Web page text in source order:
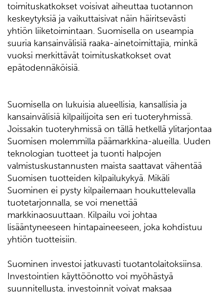
toimituskatkokset voisivat aiheuttaa tuotannon
keskeytyksiä ja vaikuttaisivat näin häiritsevästi
yhtiön liiketoimintaan. Suomisella on useampia
suuria kansainvälisiä raaka-ainetoimittajia, minkä
vuoksi merkittävät toimituskatkokset ovat
epätodennäköisiä.
Suomisella on lukuisia alueellisia, kansallisia ja
kansainvälisiä kilpailijoita sen eri tuoteryhmissä.
Joissakin tuoteryhmissä on tällä hetkellä ylitarjontaa
Suomisen molemmilla päämarkkina-alueilla. Uuden
teknologian tuotteet ja tuonti halpojen
valmistuskustannusten maista saattavat vähentää
Suomisen tuotteiden kilpailukykyä. Mikäli
Suominen ei pysty kilpailemaan houkuttelevalla
tuotetarjonnalla, se voi menettää
markkinaosuuttaan. Kilpailu voi johtaa
lisääntyneeseen hintapaineeseen, joka kohdistuu
yhtiön tuotteisiin.
Suominen investoi jatkuvasti tuotantolaitoksiinsa.
Investointien käyttöönotto voi myöhästyä
suunnitellusta, investoinnit voivat maksaa